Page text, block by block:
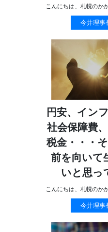
こんにちは、札幌のか
今井理事
円安、イン
社会保障費
税金・・・
前を向いて
いと思っ
こんにちは、札幌のか
今井理事